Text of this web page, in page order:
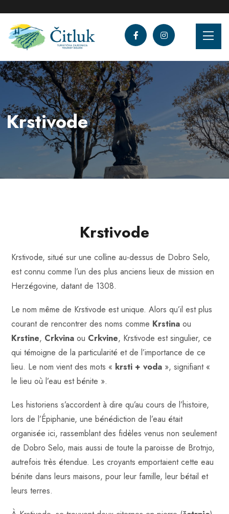
Krstivode
Krstivode
Krstivode, situé sur une colline au-dessus de Dobro Selo,
est connu comme l’un des plus anciens lieux de mission en
Herzégovine, datant de 1308.
Le nom même de Krstivode est unique. Alors qu’il est plus
courant de rencontrer des noms comme Krstina ou
Krstine, Crkvina ou Crkvine, Krstivode est singulier, ce
qui témoigne de la particularité et de l’importance de ce
lieu. Le nom vient des mots « krsti + voda », signifiant «
le lieu où l’eau est bénite ».
Les historiens s’accordent à dire qu’au cours de l’histoire,
lors de l’Épiphanie, une bénédiction de l’eau était
organisée ici, rassemblant des fidèles venus non seulement
de Dobro Selo, mais aussi de toute la paroisse de Brotnjo,
autrefois très étendue. Les croyants emportaient cette eau
bénite dans leurs maisons, pour leur famille, leur bétail et
leurs terres.